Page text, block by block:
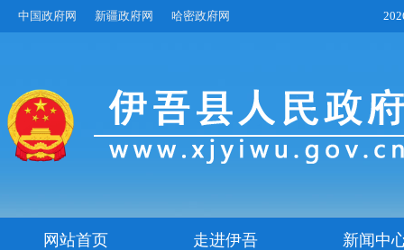
中国政府网 新疆政府网 哈密政府网
网站首页 走进伊吾 新闻中